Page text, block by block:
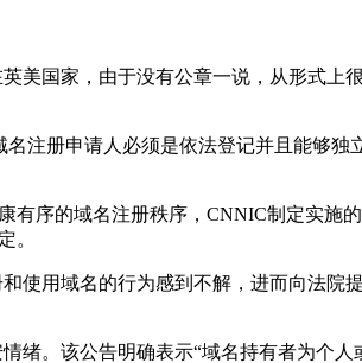
国家，由于没有公章一说，从形式上
注册申请人必须是依法登记并且能够独
有序的域名注册秩序，CNNIC制定实施
。
使用域名的行为感到不解，进而向法院
绪。该公告明确表示“域名持有者为个